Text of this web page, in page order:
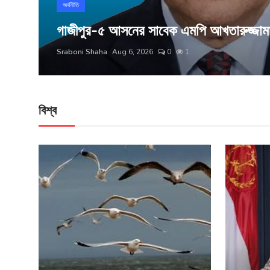
লাইফস্টাইল
অর্থনীতি
গাজীপুর-৫ আসনের সাবেক এমপি
Sraboni Shaha Aug 6, 2026 0 1
বিশ্ব